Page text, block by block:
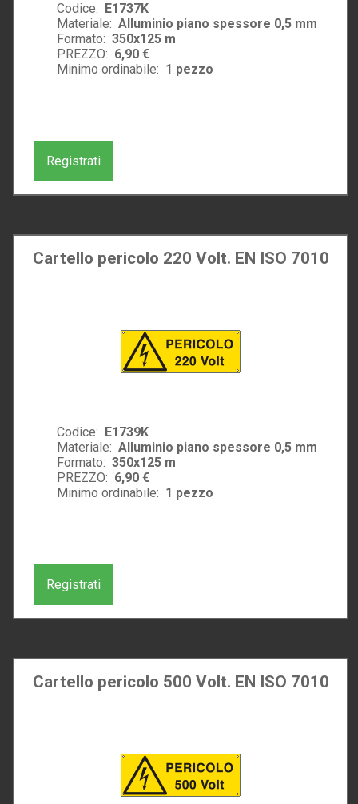
Codice:
E1737K
Materiale: Alluminio piano spessore 0,5 mm
Formato: 350x125 m
PREZZO: 6,90 €
Minimo ordinabile: 1 pezzo
Registrati
Cartello pericolo 220 Volt. EN ISO 7010
Codice:
E1739K
Materiale: Alluminio piano spessore 0,5 mm
Formato: 350x125 m
PREZZO: 6,90 €
Minimo ordinabile: 1 pezzo
Registrati
Cartello pericolo 500 Volt. EN ISO 7010